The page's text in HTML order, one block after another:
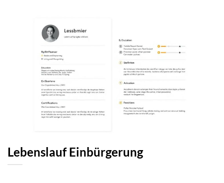
Lebenslauf Einbürgerung